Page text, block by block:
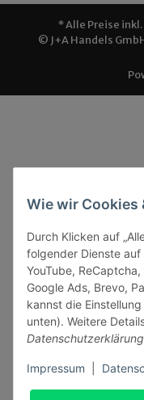
Wie wir Cookies
Durch Klicken auf
folgender Dienste
YouTube,
Google Ads, Brevo,
kannst die
unten). Weitere
Datenschutzerklärung
Impressum
* Alle Preise
© J+A Handels